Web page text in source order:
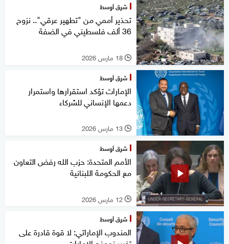
شرق أوسط
تحذير أممي من "تطهير عرقي".. نزوح
36 ألف فلسطيني في الضفة
l 18 مارس 2026
شرق أوسط
الإمارات تؤكد استقرارها واستمرار
دعمها الإنساني للشركاء
l 13 مارس 2026
شرق أوسط
الأمم المتحدة: حزب الله رفض التعاون
مع الحكومة اللبنانية
l 12 مارس 2026
شرق أوسط
المندوب الإماراتي: لا قوة قادرة على